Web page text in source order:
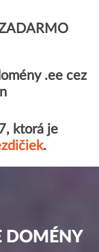
.ee cez
ktorá je
.
DOMÉNY